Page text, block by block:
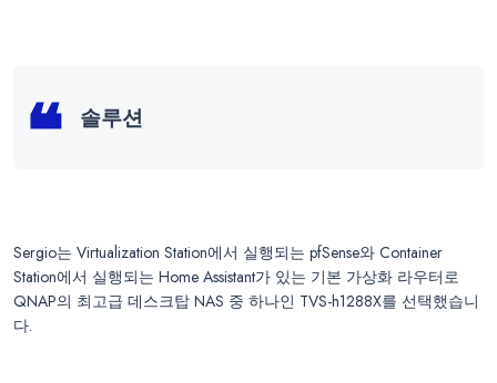
솔루션
Sergio는 Virtualization Station에서 실행되는 pfSense와 Container
Station에서 실행되는 Home Assistant가 있는 기본 가상화 라우터로
QNAP의 최고급 데스크탑 NAS 중 하나인 TVS-h1288X를 선택했습니
다.